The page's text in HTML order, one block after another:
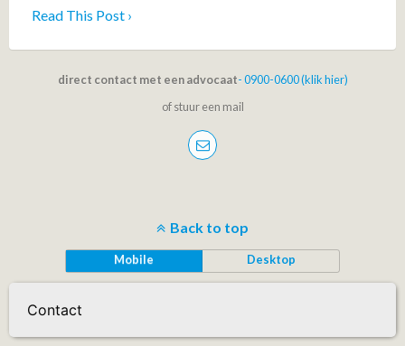
Read This Post ›
direct contact met een advocaat- 0900-0600 (klik hier)
of stuur een mail
Back to top
Mobile Desktop
Contact